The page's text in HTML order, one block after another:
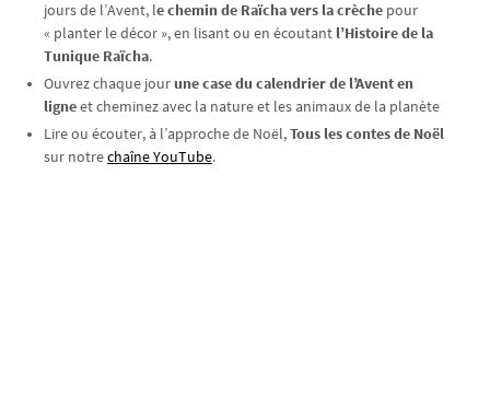
jours de l’Avent, le chemin de Raïcha vers la crèche pour
« planter le décor », en lisant ou en écoutant l’Histoire de la
Tunique Raïcha.
Ouvrez chaque jourune case du calendrier de l’Avent en
ligneet cheminez avec la nature et les animaux de la planète
Lire ou écouter, à l’approche de Noël,Tous les contes de Noël
sur notrechaîne YouTube.